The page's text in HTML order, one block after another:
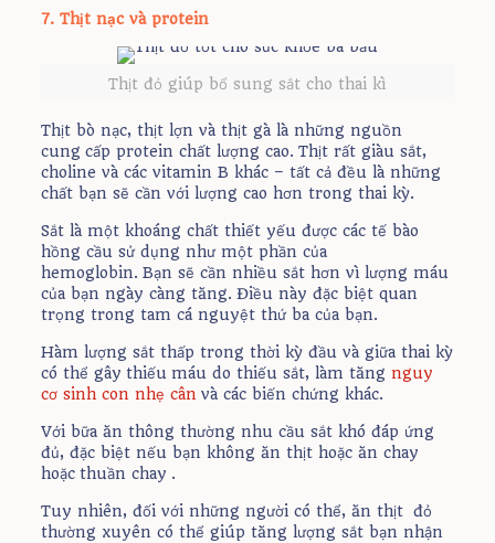
7. Thịt nạc và protein
Thịt đỏ giúp bổ sung sắt cho thai kì
Thịt bò nạc, thịt lợn và thịt gà là những nguồn
cung cấp protein chất lượng cao. Thịt rất giàu sắt,
choline và các vitamin B khác – tất cả đều là những
chất bạn sẽ cần với lượng cao hơn trong thai kỳ.
Sắt là một khoáng chất thiết yếu được các tế bào
hồng cầu sử dụng như một phần của
hemoglobin. Bạn sẽ cần nhiều sắt hơn vì lượng máu
của bạn ngày càng tăng. Điều này đặc biệt quan
trọng trong tam cá nguyệt thứ ba của bạn.
Hàm lượng sắt thấp trong thời kỳ đầu và giữa thai kỳ
có thể gây thiếu máu do thiếu sắt, làm tăng nguy
cơ sinh con nhẹ cân và các biến chứng khác.
Với bữa ăn thông thường nhu cầu sắt khó đáp ứng
đủ, đặc biệt nếu bạn không ăn thịt hoặc ăn chay
hoặc thuần chay .
Tuy nhiên, đối với những người có thể, ăn thịt đỏ
thường xuyên có thể giúp tăng lượng sắt bạn nhận